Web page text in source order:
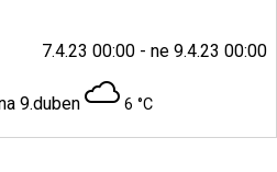
7.4.23 00:00 - ne 9.4.23 00:00
9.duben 6 °C